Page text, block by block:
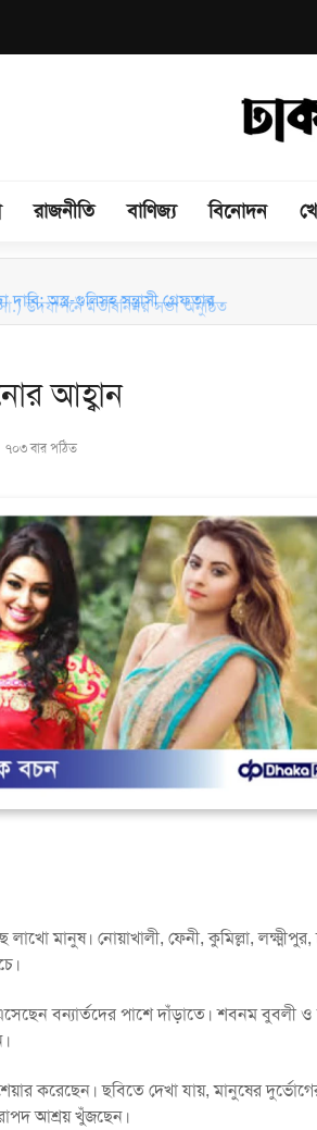
রাজনীতি বাণিজ্য বিনোদন
অস্ত্র-গুলিসহ সন্ত্রাসী গ্রেফতার
উদযাপনে মতবিনিময় সভা অনুষ্ঠিত
আহ্বান
বার পঠিত
মানুষ। নোয়াখালী, ফেনী, কুমিল্লা,
বন্যার্তদের পাশে দাঁড়াতে। শবনম বুবলী
করেছেন। ছবিতে দেখা যায়, মানুষের
আশ্রয় খুঁজছেন।